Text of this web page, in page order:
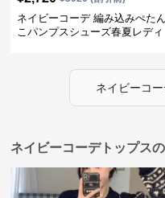
ネイビーコーデ 編み込みぺたん
こパンプスシューズ春夏レディ
ネイビーコ
ネイビーコーデトップス